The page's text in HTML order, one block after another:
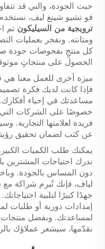
حيث الجودة، والتي قد
فو تشيو شينغ ليف،
ترويجية من السيليكون تم
ومتانته. ونفخر بعمليات
كل منتجٍ بفحوصات جودة
الحصول على منتجاتٍ
ميزة أخرى للعمل معنا
فإذا كانت لديك فكرة
مساعدتك في إحياء أفكارك.
خصوصًا على الشركات
فريدة لعلامتها التجارية.
عن كثب لضمان تحقيق
يمكنك طلب الكميات
ندرك احتياجات المشترين
دون المساس بالجودة.
لياف، فإنك تُبرم شراكة
جهدًا كبيرًا لتلبية
إمدادات دورية أو طلبات
لمساعدتك. وبفضل منتجات
نقدّمها، سيشعر عملاؤك